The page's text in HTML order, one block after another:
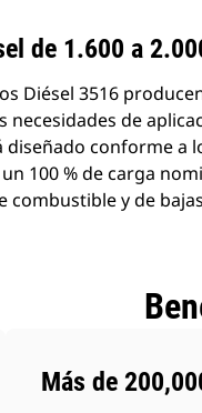
de 1.600 a
Diésel 3516
necesidades de
conforme a
100 % de carga
combustible y de
Más de